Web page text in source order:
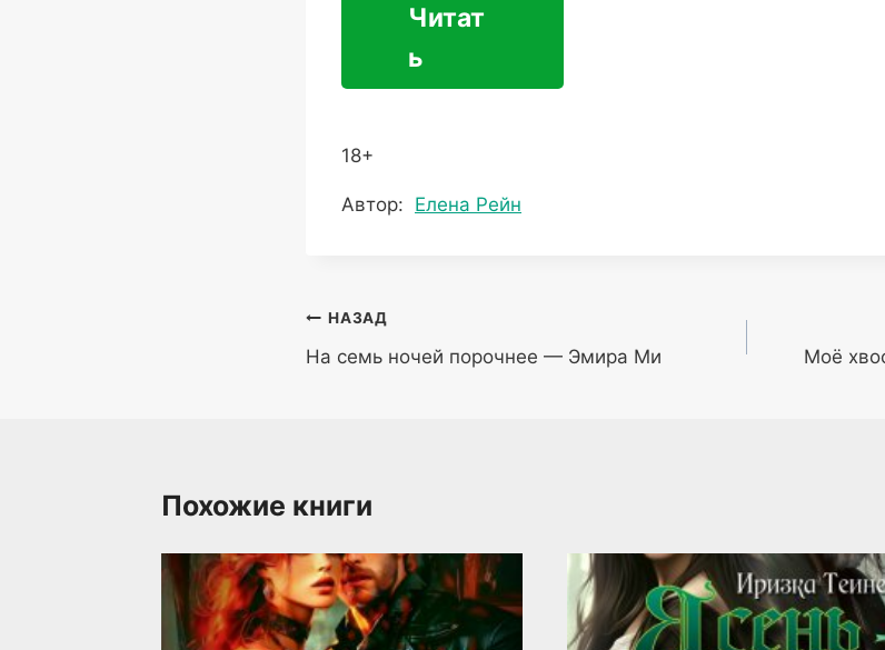
Читат
ь
18+
Метки
Автор: Елена Рейн
Навигация
по
НАЗАД
На семь ночей порочнее — Эмира Ми Моё
Похожие книги